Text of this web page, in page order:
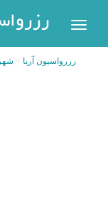
رزرواسیون
اریا
رزرواسیون آریا